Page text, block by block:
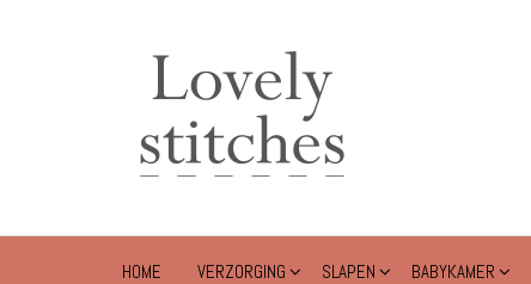
HOME VERZORGING SLAPEN BABYKAMER